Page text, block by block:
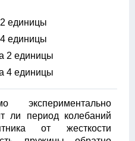
единицы
единицы
2 единицы
4 единицы
экспериментально
ли период колебаний
от жесткости